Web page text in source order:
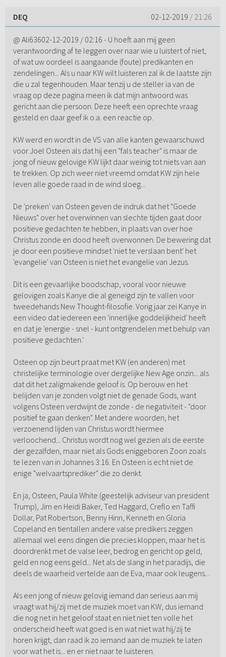
DEQ 02-12-2019 / 21:26
@ Ali63602-12-2019 / 02:16 - U hoeft aan mij geen
verantwoording af te leggen over naar wie u luistert of niet,
of wat uw oordeel is aangaande (foute) predikanten en
zendelingen... Als u naar KW wilt luisteren zal ik de laatste zijn
die u zal tegenhouden. Maar tenzij u de steller ia van de
vraag op deze pagina meen ik dat mijn antwoord was
gericht aan die persoon. Deze heeft een oprechte vraag
gesteld en daar geef ik o.a. een reactie op.
KW werd en wordt in de VS van alle kanten gewaarschuwd
voor Joel Osteen als dat hij een "fals teacher" is maar de
jong of nieuw gelovige KW lijkt daar weinig tot niets van aan
te trekken. Op zich weer niet vreemd omdat KW zijn hele
leven alle goede raad in de wind sloeg...
De 'preken' van Osteen geven de indruk dat het "Goede
Nieuws" over het overwinnen van slechte tijden gaat door
positieve gedachten te hebben, in plaats van over hoe
Christus zonde en dood heeft overwonnen. De bewering dat
je door een positieve mindset 'niet te verslaan bent' het
'evangelie' van Osteen is niet het evangelie van Jezus.
Dit is een gevaarlijke boodschap, vooral voor nieuwe
gelovigen zoals Kanye die al geneigd zijn te vallen voor
tweedehands New Thought-filosofie. Vorig jaar zei Kanye in
een video dat iedereen een 'innerlijke goddelijkheid' heeft
en dat je 'energie - snel - kunt ontgrendelen met behulp van
positieve gedachten.'
Osteen op zijn beurt praat met KW (en anderen) met
christelijke terminologie over dergelijke New Age onzin... als
dat dit het zaligmakende geloof is. Op berouw en het
belijden van je zonden volgt niet de genade Gods, want
volgens Osteen verdwijnt de zonde - de negativiteit - "door
positief te gaan denken". Met andere woorden, het
verzoenend lijden van Christus wordt hiermee
verloochend... Christus wordt nog wel gezien als de eerste
der gezalfden, maar niet als Gods eniggeboren Zoon zoals
te lezen van in Johannes 3:16. En Osteen is echt niet de
enige "welvaartsprediker" die zo denkt.
En ja, Osteen, Paula White (geestelijk adviseur van president
Trump), Jim en Heidi Baker, Ted Haggard, Creflo en Taffi
Dollar, Pat Robertson, Benny Hinn, Kenneth en Gloria
Copeland en tientallen andere valse predikers zeggen
allemaal wel eens dingen die precies kloppen, maar het is
doordrenkt met de valse leer, bedrog en gericht op geld,
geld en nog eens geld... Net als de slang in het paradijs, die
deels de waarheid vertelde aan de Eva, maar ook leugens...
Als een jong of nieuw gelovig iemand dan serieus aan mij
vraagt wat hij/zij met de muziek moet van KW, dus iemand
die nog net in het geloof staat en niet niet ten volle het
onderscheid heeft wat goed is en wat niet wat hij/zij te
horen krijgt, dan raad ik zo iemand aan de muziek te laten
voor wat het is... en er niet naar te luisteren.